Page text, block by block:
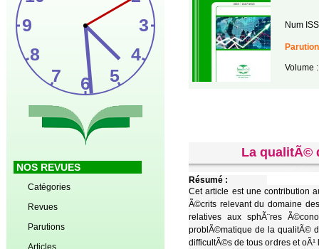
NOS REVUES
Catégories
Revues
Parutions
Articles
Num
Volume
La qualitÃ©
Résumé :
Cet article est une contribution
Ã©crits relevant du domaine
relatives aux sphÃ¨res
problÃ©matique de la qualitÃ©
difficultÃ©s de tous ordres et